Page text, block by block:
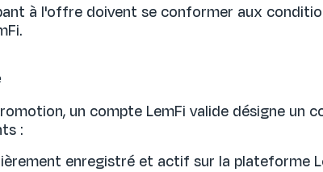
à l'offre doivent se conformer aux
un compte LemFi valide désigne un
:
enregistré et actif sur la plateforme